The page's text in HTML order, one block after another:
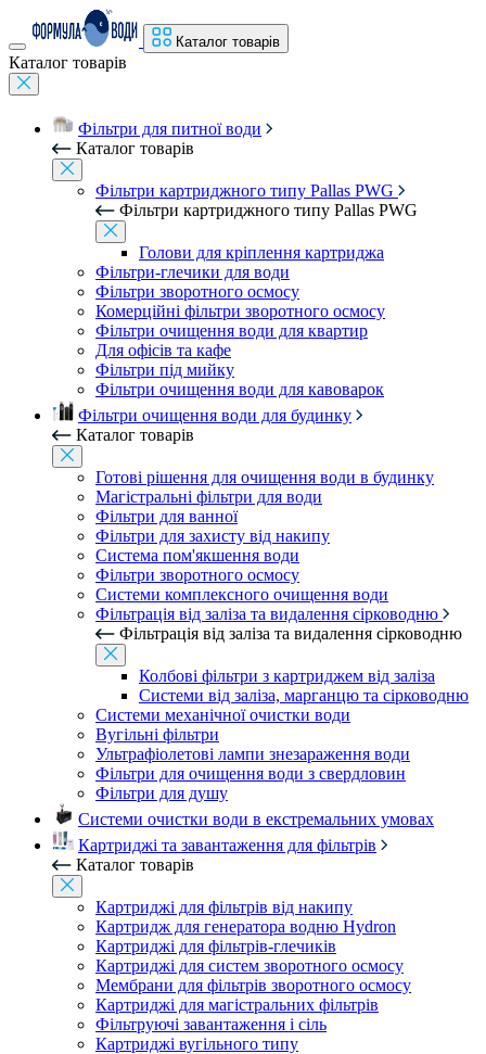
Каталог товарів
Каталог товарів
Фільтри для питної води
Каталог товарів
Фільтри картриджного типу Pallas PWG
Фільтри картриджного типу Pallas PWG
Голови для кріплення картриджа
Фільтри-глечики для води
Фільтри зворотного осмосу
Комерційні фільтри зворотного осмосу
Фільтри очищення води для квартир
Для офісів та кафе
Фільтри під мийку
Фільтри очищення води для кавоварок
Фільтри очищення води для будинку
Каталог товарів
Готові рішення для очищення води в будинку
Магістральні фільтри для води
Фільтри для ванної
Фільтри для захисту від накипу
Система пом'якшення води
Фільтри зворотного осмосу
Системи комплексного очищення води
Фільтрація від заліза та видалення сірководню
Фільтрація від заліза та видалення сірководню
Колбові фільтри з картриджем від заліза
Системи від заліза, марганцю та сірководню
Системи механічної очистки води
Вугільні фільтри
Ультрафіолетові лампи знезараження води
Фільтри для очищення води з свердловин
Фільтри для душу
Системи очистки води в екстремальних умовах
Картриджі та завантаження для фільтрів
Каталог товарів
Картриджі для фільтрів від накипу
Картридж для генератора водню Hydron
Картриджі для фільтрів-глечиків
Картриджі для систем зворотного осмосу
Мембрани для фільтрів зворотного осмосу
Картриджі для магістральних фільтрів
Фільтруючі завантаження і сіль
Картриджі вугільного типу